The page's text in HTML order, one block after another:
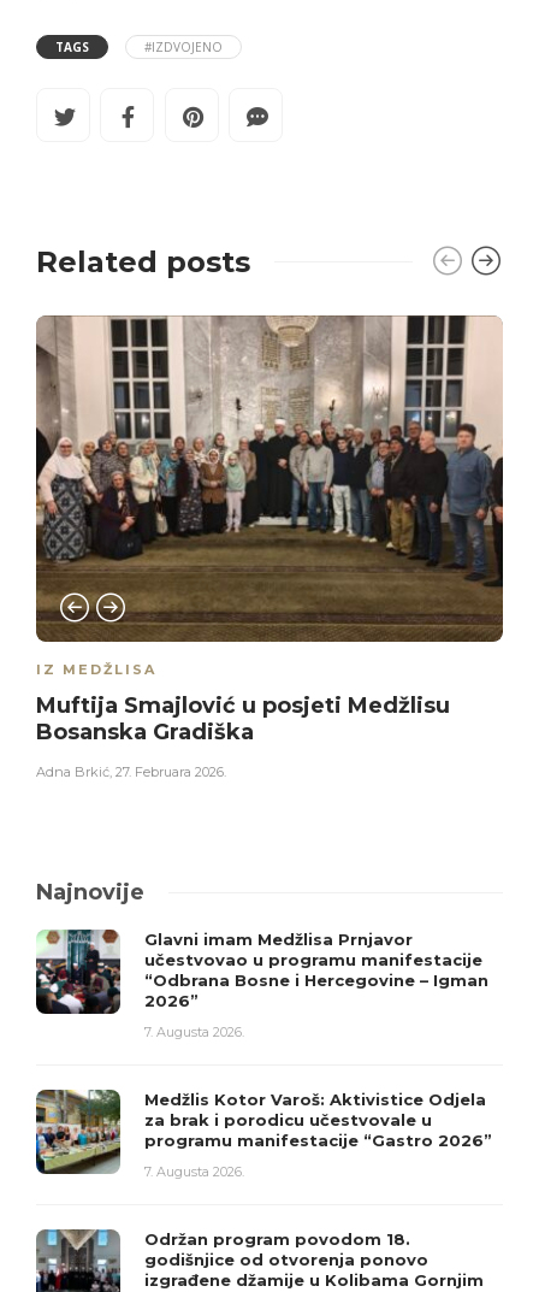
TAGS #IZDVOJENO
Related posts
IZ MEDŽLISA
Muftija Smajlović u posjeti Medžlisu
Bosanska Gradiška
Adna Brkić, 27. Februara 2026.
Najnovije
Glavni imam Medžlisa Prnjavor
učestvovao u programu manifestacije
“Odbrana Bosne i Hercegovine – Igman
2026”
7. Augusta 2026.
Medžlis Kotor Varoš: Aktivistice Odjela
za brak i porodicu učestvovale u
programu manifestacije “Gastro 2026”
7. Augusta 2026.
Održan program povodom 18.
godišnjice od otvorenja ponovo
izgrađene džamije u Kolibama Gornjim